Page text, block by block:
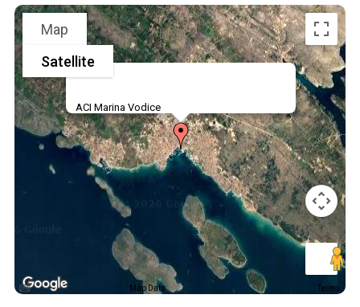
ACI Marina Vodice
Map
Satellite
Map Data Terms